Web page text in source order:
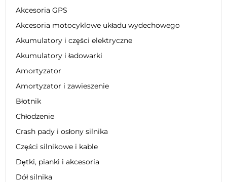
Akcesoria GPS
Akcesoria motocyklowe układu wydechowego
Akumulatory i części elektryczne
Akumulatory i ładowarki
Amortyzator
Amortyzator i zawieszenie
Błotnik
Chłodzenie
Crash pady i osłony silnika
Części silnikowe i kable
Dętki, pianki i akcesoria
Dół silnika